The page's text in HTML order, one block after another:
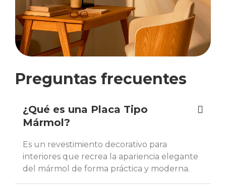
Preguntas frecuentes
¿Qué es una Placa Tipo
Mármol?
Es un revestimiento decorativo para
interiores que recrea la apariencia elegante
del mármol de forma práctica y moderna.